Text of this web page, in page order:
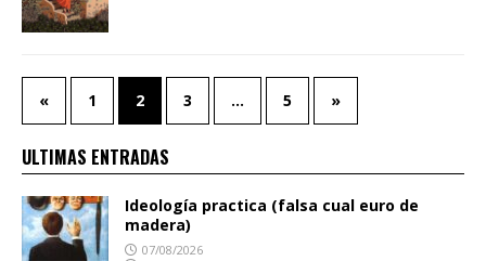
« 1 2 3 … 5 »
ULTIMAS ENTRADAS
Ideología practica (falsa cual euro de
madera)
07/08/2026